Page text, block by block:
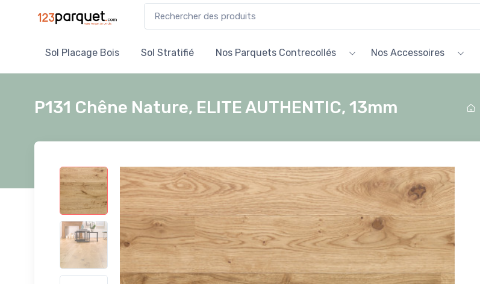
Sol Placage Bois Sol Stratifié Nos Parquets Contrecollés Nos Accessoires
P131 Chêne Nature, ELITE AUTHENTIC, 13mm